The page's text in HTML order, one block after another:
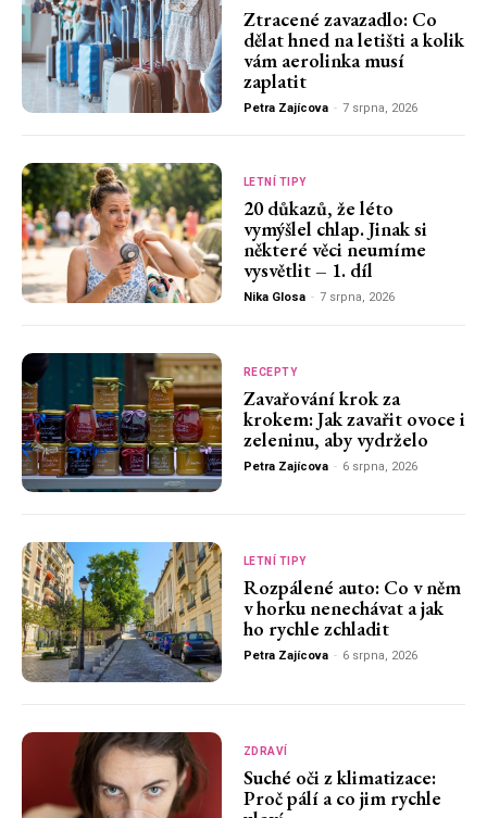
Ztracené zavazadlo: Co
dělat hned na letišti a kolik
vám aerolinka musí
zaplatit
Petra Zajícova - 7 srpna, 2026
LETNÍ TIPY
20 důkazů, že léto
vymýšlel chlap. Jinak si
některé věci neumíme
vysvětlit – 1. díl
Nika Glosa - 7 srpna, 2026
RECEPTY
Zavařování krok za
krokem: Jak zavařit ovoce i
zeleninu, aby vydrželo
Petra Zajícova - 6 srpna, 2026
LETNÍ TIPY
Rozpálené auto: Co v něm
v horku nenechávat a jak
ho rychle zchladit
Petra Zajícova - 6 srpna, 2026
ZDRAVÍ
Suché oči z klimatizace:
Proč pálí a co jim rychle